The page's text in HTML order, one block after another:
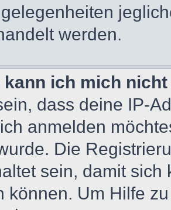
werden.
kann ich mich
dass deine IP-
anmelden
Die
sein, damit
können. Um Hilfe